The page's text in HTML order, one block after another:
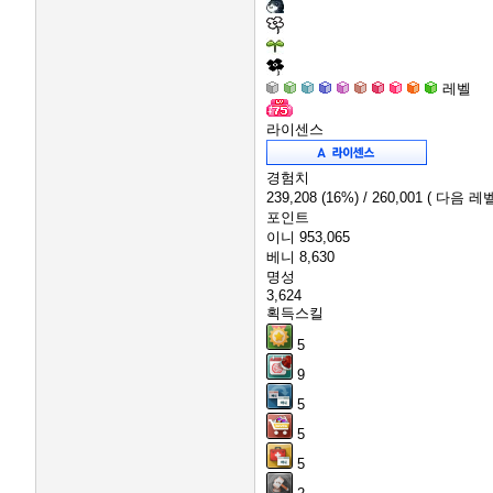
레벨
라이센스
경험치
239,208 (16%) / 260,001 ( 다음 레
포인트
이니 953,065
베니 8,630
명성
3,624
획득스킬
5
9
5
5
5